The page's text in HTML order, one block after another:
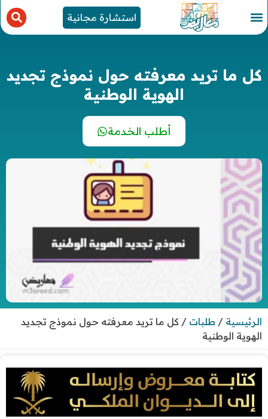
استشارة مجانية
كل ما تريد معرفته حول نموذج تجديد
الهوية الوطنية
أطلب الخدمة
الرئيسية / طلبات / كل ما تريد معرفته حول نموذج تجديد
الهوية الوطنية